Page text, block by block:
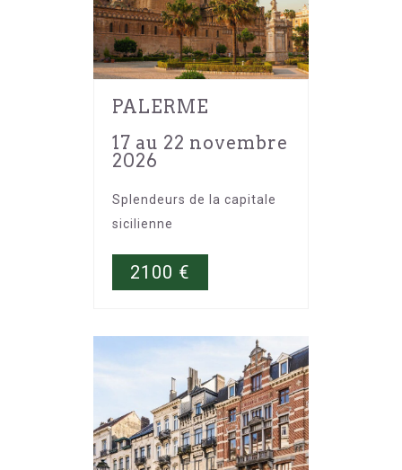
PALERME
17 au 22 novembre
2026
Splendeurs de la capitale
sicilienne
2100 €